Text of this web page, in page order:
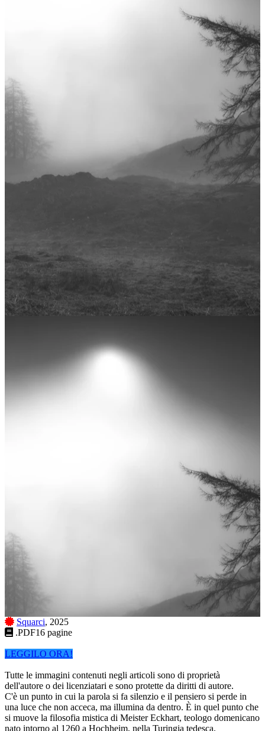
Squarci, 2025
.PDF16 pagine
LEGGILO ORA!
Tutte le immagini contenuti negli articoli sono di proprietà
dell'autore o dei licenziatari e sono protette da diritti di autore.
C'è un punto in cui la parola si fa silenzio e il pensiero si perde in
una luce che non acceca, ma illumina da dentro. È in quel punto che
si muove la filosofia mistica di Meister Eckhart, teologo domenicano
nato intorno al 1260 a Hochheim, nella Turingia tedesca.